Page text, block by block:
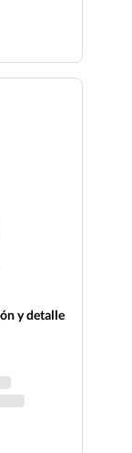
y detalle